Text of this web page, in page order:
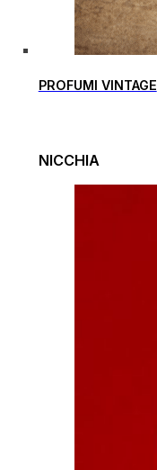
PROFUMI VINTAGE
NICCHIA